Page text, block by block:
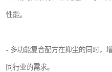
性能。
- 多功能复合配方在抑尘的同时，
同行业的需求。